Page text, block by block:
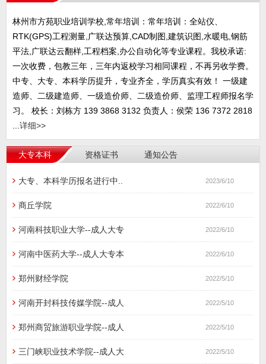
林州市方苑职业培训学校,常年培训：常年培训：全站仪、
RTK(GPS)工程测量,广联达预算,CAD制图,建筑识图,水暖电,钢筋
平法,广联达云翻样,工程档案,办公自动化等专业课程。我校承诺:
一次收费，包教三年，三年内返校学习相同课程，不再另收学费。
中专、大专、本科学历提升，专业齐全，学历真实有效！ 一级建
造师、二级建造师、一级造价师、二级造价师、监理工程师报名学
习。 校长：刘栋方 139 3868 3132 负责人：侯荣 136 7372 2818
...详细>>
大专本科 资格证书 通知公告
大专、本科学历报名进行中.. 2023/6/10
商丘学院 2022/6/10
河南科技职业大学--成人大专 2022/6/10
河南中医药大学--成人大专本 2022/6/10
郑州财经学院 2022/5/10
河南开封科技传媒学院--成人 2022/5/10
郑州商贸旅游职业学院--成人 2022/5/10
三门峡职业技术学院--成人大 2022/5/10